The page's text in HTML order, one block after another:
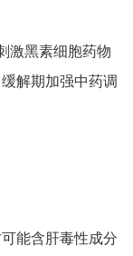
激黑素细胞药物
解期加强中药调
能含肝毒性成分